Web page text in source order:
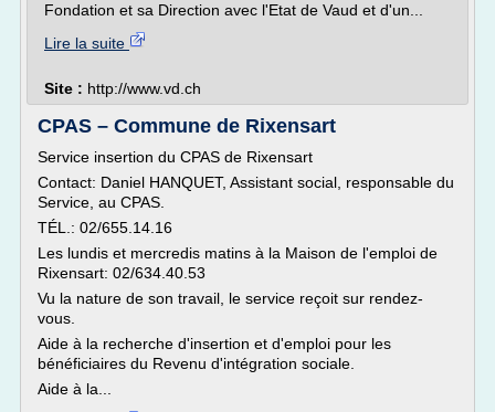
Fondation et sa Direction avec l'Etat de Vaud et d'un...
Lire la suite
Site : http://www.vd.ch
CPAS – Commune de Rixensart
Service insertion du CPAS de Rixensart
Contact: Daniel HANQUET, Assistant social, responsable du
Service, au CPAS.
TÉL.: 02/655.14.16
Les lundis et mercredis matins à la Maison de l'emploi de
Rixensart: 02/634.40.53
Vu la nature de son travail, le service reçoit sur rendez-
vous.
Aide à la recherche d'insertion et d'emploi pour les
bénéficiaires du Revenu d'intégration sociale.
Aide à la...